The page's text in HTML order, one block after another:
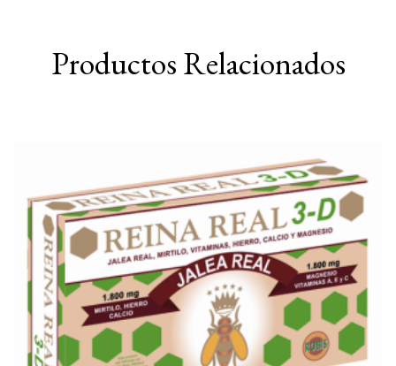
Productos Relacionados